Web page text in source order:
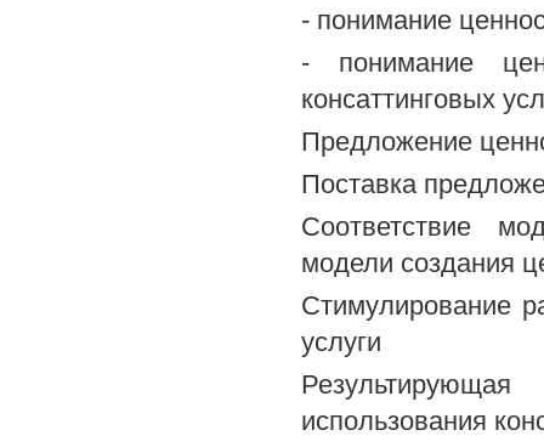
- понимание
- понимание
консаттинговых
Предложение
Поставка
Соответствие
модели создания
Стимулирование
услуги
использования